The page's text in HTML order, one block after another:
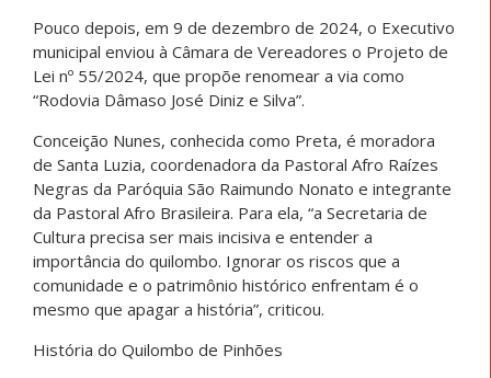
Pouco depois, em 9 de dezembro de 2024, o Executivo
municipal enviou à Câmara de Vereadores o Projeto de
Lei nº 55/2024, que propõe renomear a via como
“Rodovia Dâmaso José Diniz e Silva”.
Conceição Nunes, conhecida como Preta, é moradora
de Santa Luzia, coordenadora da Pastoral Afro Raízes
Negras da Paróquia São Raimundo Nonato e integrante
da Pastoral Afro Brasileira. Para ela, “a Secretaria de
Cultura precisa ser mais incisiva e entender a
importância do quilombo. Ignorar os riscos que a
comunidade e o patrimônio histórico enfrentam é o
mesmo que apagar a história”, criticou.
História do Quilombo de Pinhões